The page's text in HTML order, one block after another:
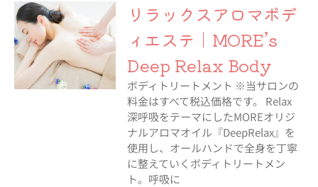
リラックスアロマボデ
ィエステ｜MORE’s
Deep Relax Body
ボディトリートメント ※当サロンの
料金はすべて税込価格です。 Relax
深呼吸をテーマにしたMOREオリジ
ナルアロマオイル『DeepRelax』を
使用し、オールハンドで全身を丁寧
に整えていくボディトリートメン
ト。呼吸に